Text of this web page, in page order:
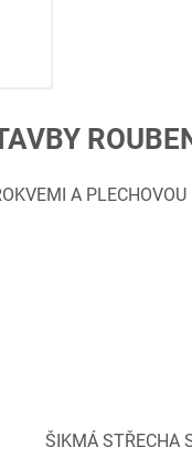
A PLECHOVOU
ŠIKMÁ STŘECHA